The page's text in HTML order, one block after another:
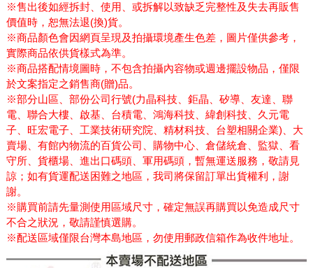
※售出後如經拆封、使用、或拆解以致缺乏完整性及失去再販售
價值時，恕無法退(換)貨。
※商品顏色會因網頁呈現及拍攝環境產生色差，圖片僅供參考，
實際商品依供貨樣式為準。
※商品搭配情境圖時，不包含拍攝內容物或週邊擺設物品，僅限
於文案指定之銷售商(贈)品。
※部分山區、部份公司行號(力晶科技、鉅晶、矽導、友達、聯
電、聯合大樓、啟基、台積電、鴻海科技、緯創科技、久元電
子、旺宏電子、工業技術研究院、精材科技、台塑相關企業)、大
賣場、有館內物流的百貨公司、購物中心、倉儲統倉、監獄、看
守所、貨櫃場、進出口碼頭、軍用碼頭，暫無運送服務，敬請見
諒；如有貨運配送困難之地區，我司將保留訂單出貨權利，謝
謝。
※購買前請先量測使用區域尺寸，確定無誤再購買以免造成尺寸
不合之狀況，敬請謹慎選購。
※配送區域僅限台灣本島地區，勿使用郵政信箱作為收件地址。